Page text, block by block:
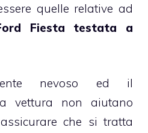
quelle relative ad
Fiesta testata a
nevoso ed il
vettura non aiutano
che si tratta